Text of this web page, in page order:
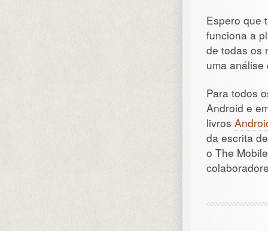
Espero que
funciona a
de todas os
uma
Para todos
Android e
livros
da escrita
o The